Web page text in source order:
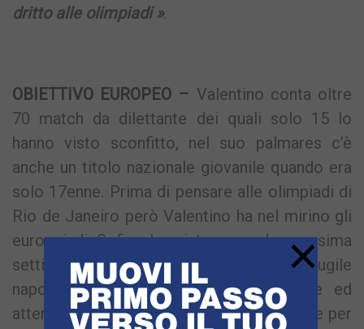
dritto alle olimpiadi ».
OBIETTIVO EUROPEO – Valentino conta oltre
70 match da dilettante dei quali solo 15 lo
hanno visto sconfitto, nel suo palmares c’è
anche un titolo nazionale giovanile quando era
solo 17enne. Prima di pensare alle olimpiadi di
Rio de Janeiro però Valentino ha nel mirino gli
europei di Sofia che si terranno la prossima
settimana. Attualmente il forte pugile
napoletano è in ritiro con la nazionale ed
attende fiducioso la convocazione ufficiale per
×